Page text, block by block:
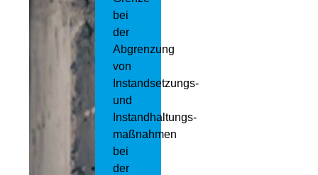
bei
der
Abgrenzung
von
Instandsetzungs-
und
Instandhaltungs­
maßnahmen
bei
der